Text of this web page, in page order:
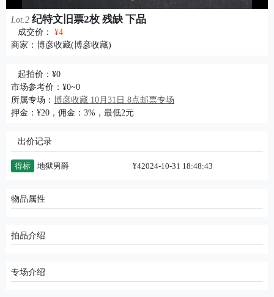
Lot.2 纪特文旧票2枚 残缺 下品
成交价： ¥4
商家： 博彦收藏(博彦收藏)
起拍价：¥0
市场参考价：¥0~0
所属专场： 博彦收藏 10月31日 8点邮票专场
押金：¥20，佣金：3%，最低2元
出价记录
得标 地狱男爵 ¥42024-10-31 18:48:43
物品属性
拍品介绍
专场介绍